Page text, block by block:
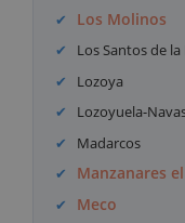
Los Molinos
Los Santos de
Lozoya
Lozoyuela-
Madarcos
Manzanares
Meco